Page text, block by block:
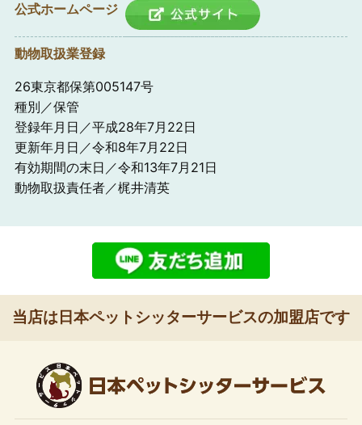
公式ホームページ
動物取扱業登録
26東京都保第005147号
種別／保管
登録年月日／平成28年7月22日
更新年月日／令和8年7月22日
有効期間の末日／令和13年7月21日
動物取扱責任者／梶井清英
当店は日本ペットシッターサービスの加盟店です